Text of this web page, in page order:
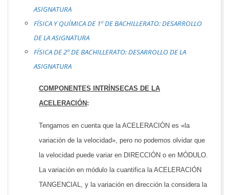
ASIGNATURA
FÍSICA Y QUÍMICA DE 1º DE BACHILLERATO: DESARROLLO
DE LA ASIGNATURA
FÍSICA DE 2º DE BACHILLERATO: DESARROLLO DE LA
ASIGNATURA
COMPONENTES INTRÍNSECAS DE LA
ACELERACIÓN :
Tengamos en cuenta que la ACELERACIÓN es «la
variación de la velocidad», pero no podemos olvidar que
la velocidad puede variar en DIRECCIÓN o en MÓDULO.
La variación en módulo la cuantifica la ACELERACIÓN
TANGENCIAL, y la variación en dirección la considera la